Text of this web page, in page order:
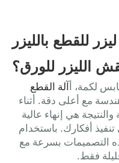
للقطع بالليزر
الليزر للورق؟
لكمة، أآلة القطع
مع أعلى دقة. أثناء
هي إنهاء عالية
أفكارك. باستخدام
التصميمات بسرعة مع